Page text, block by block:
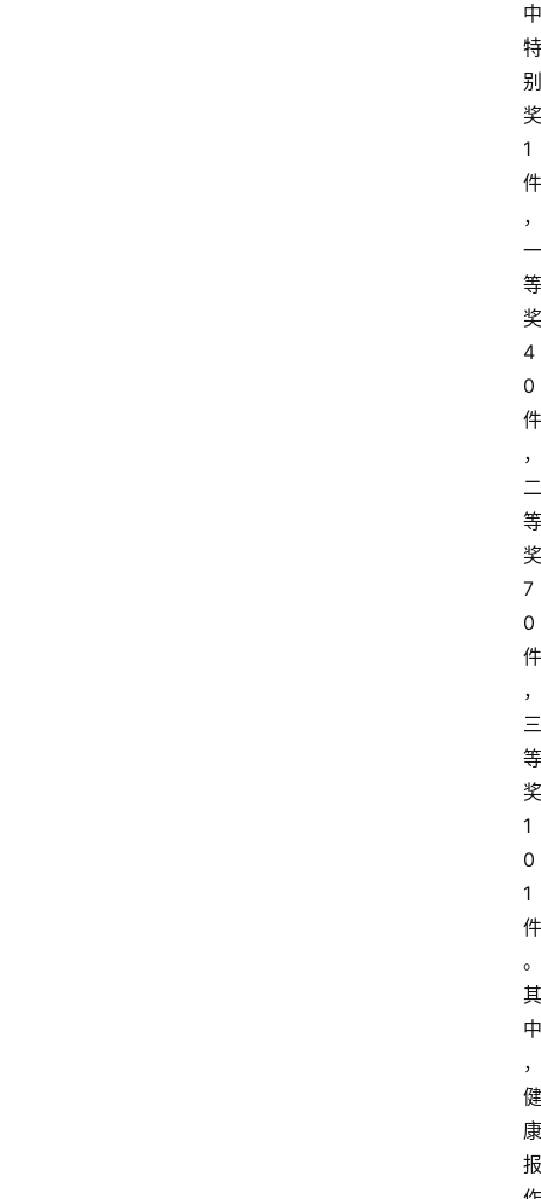
中
特
别
奖
1
件
，
一
等
奖
4
0
件
，
二
等
奖
7
0
件
，
三
等
奖
1
0
1
件
。
其
中
，
健
康
报